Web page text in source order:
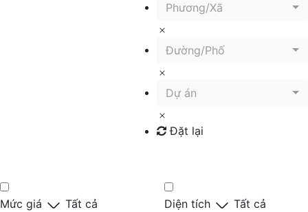
Phương/Xã
Đường/Phố
Dự án
Đặt lại
Mức giá Tất cả Diện tích Tất cả